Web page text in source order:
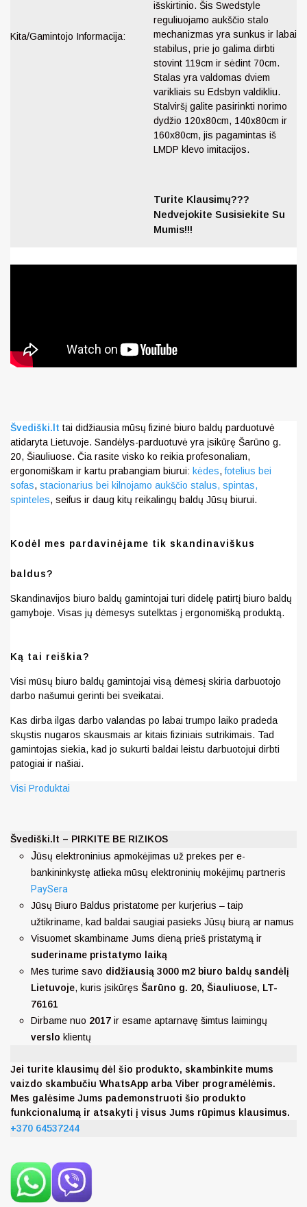
Kita/Gamintojo Informacija:
išskirtinio. Šis Swedstyle
reguliuojamo aukščio stalo
mechanizmas yra sunkus ir labai
stabilus, prie jo galima dirbti
stovint 119cm ir sėdint 70cm.
Stalas yra valdomas dviem
varikliais su Edsbyn valdikliu.
Stalviršį galite pasirinkti norimo
dydžio 120x80cm, 140x80cm ir
160x80cm, jis pagamintas iš
LMDP klevo imitacijos.
Turite Klausimų???
Nedvejokite Susisiekite Su
Mumis!!!
Švediški.lt tai didžiausia mūsų fizinė biuro baldų parduotuvė
atidaryta Lietuvoje. Sandėlys-parduotuvė yra įsikūrę Šarūno g.
20, Šiauliuose. Čia rasite visko ko reikia profesonaliam,
ergonomiškam ir kartu prabangiam biurui: kėdes,fotelius bei
sofas, stacionarius bei kilnojamo aukščio stalus, spintas,
spinteles, seifus ir daug kitų reikalingų baldų Jūsų biurui.
Kodėl mes pardavinėjame tik skandinaviškus
baldus?
Skandinavijos biuro baldų gamintojai turi didelę patirtį biuro baldų
gamyboje. Visas jų dėmesys sutelktas į ergonomišką produktą.
Ką tai reiškia?
Visi mūsų biuro baldų gamintojai visą dėmesį skiria darbuotojo
darbo našumui gerinti bei sveikatai.
Kas dirba ilgas darbo valandas po labai trumpo laiko pradeda
skųstis nugaros skausmais ar kitais fiziniais sutrikimais. Tad
gamintojas siekia, kad jo sukurti baldai leistu darbuotojui dirbti
patogiai ir našiai.
Visi Produktai
Švediški.lt – PIRKITE BE RIZIKOS
Jūsų elektroninius apmokėjimas už prekes per e-
bankininkystę atlieka mūsų elektroninių mokėjimų partneris
PaySera
Jūsų Biuro Baldus pristatome per kurjerius – taip
užtikriname, kad baldai saugiai pasieks Jūsų biurą ar namus
Visuomet skambiname Jums dieną prieš pristatymą ir
suderiname pristatymo laiką
Mes turime savo didžiausią 3000 m2 biuro baldų sandėlį
Lietuvoje, kuris įsikūręs Šarūno g. 20, Šiauliuose, LT-
76161
Dirbame nuo 2017 ir esame aptarnavę šimtus laimingų
verslo klientų
Jei turite klausimų dėl šio produkto, skambinkite mums
vaizdo skambučiu WhatsApp arba Viber programėlėmis.
Mes galėsime Jums pademonstruoti šio produkto
funkcionalumą ir atsakyti į visus Jums rūpimus klausimus.
+370 64537244